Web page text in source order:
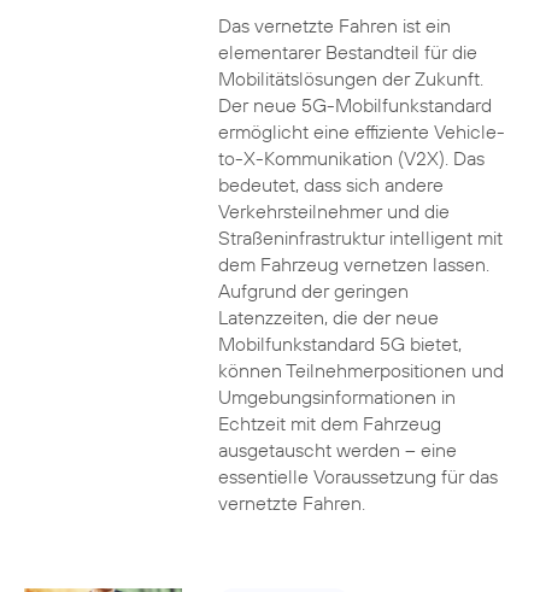
Das vernetzte Fahren ist ein
elementarer Bestandteil für die
Mobilitätslösungen der Zukunft.
Der neue 5G-Mobilfunkstandard
ermöglicht eine effiziente Vehicle-
to-X-Kommunikation (V2X). Das
bedeutet, dass sich andere
Verkehrsteilnehmer und die
Straßeninfrastruktur intelligent mit
dem Fahrzeug vernetzen lassen.
Aufgrund der geringen
Latenzzeiten, die der neue
Mobilfunkstandard 5G bietet,
können Teilnehmerpositionen und
Umgebungsinformationen in
Echtzeit mit dem Fahrzeug
ausgetauscht werden – eine
essentielle Voraussetzung für das
vernetzte Fahren.